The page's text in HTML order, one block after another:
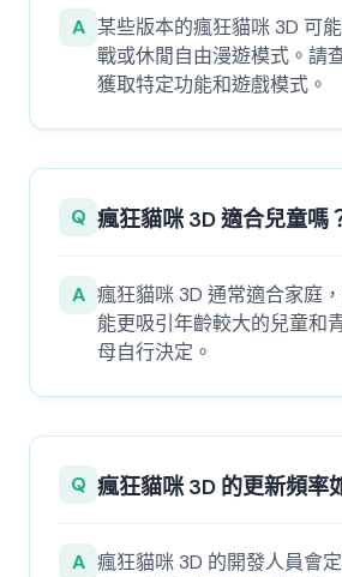
A 某些版本的瘋狂貓咪 3D 可
戰或休閒自由漫遊模式。請
獲取特定功能和遊戲模式。
Q 瘋狂貓咪 3D 適合兒童嗎
A 瘋狂貓咪 3D 通常適合家庭
能更吸引年齡較大的兒童和
母自行決定。
Q 瘋狂貓咪 3D 的更新頻率
A 瘋狂貓咪 3D 的開發人員會